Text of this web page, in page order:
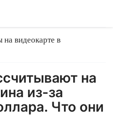
на видеокарте в
на
из-за
Что они